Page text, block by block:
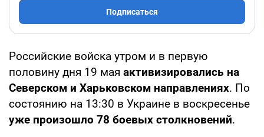
Подписаться
Российские войска утром и в первую
половину дня 19 мая активизировались на
Северском и Харьковском направлениях. По
состоянию на 13:30 в Украине в воскресенье
уже произошло 78 боевых столкновений.